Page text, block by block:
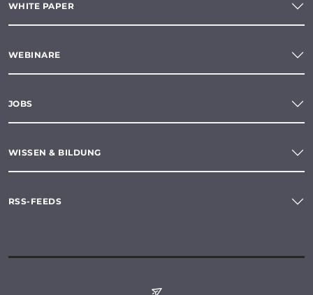
WHITE PAPER
WEBINARE
JOBS
WISSEN & BILDUNG
RSS-FEEDS